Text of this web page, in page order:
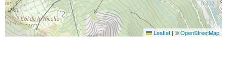
Leaflet | ©OpenStreetMap